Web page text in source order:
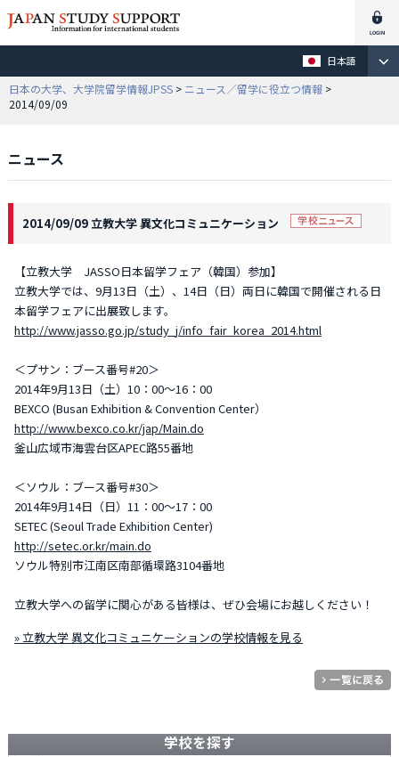
日本語
日本の大学、大学院留学情報JPSS > ニュース／留学に役立つ情報 >
2014/09/09
ニュース
2014/09/09 立教大学 異文化コミュニケーション
【立教大学 JASSO日本留学フェア（韓国）参加】
立教大学では、9月13日（土）、14日（日）両日に韓国で開催される日
本留学フェアに出展致します。
http://www.jasso.go.jp/study_j/info_fair_korea_2014.html
＜プサン：ブース番号#20＞
2014年9月13日（土）10：00～16：00
BEXCO (Busan Exhibition & Convention Center）
http://www.bexco.co.kr/jap/Main.do
釜山広域市海雲台区APEC路55番地
＜ソウル：ブース番号#30＞
2014年9月14日（日）11：00～17：00
SETEC (Seoul Trade Exhibition Center)
http://setec.or.kr/main.do
ソウル特別市江南区南部循環路3104番地
立教大学への留学に関心がある皆様は、ぜひ会場にお越しください！
» 立教大学 異文化コミュニケーションの学校情報を見る
学校を探す